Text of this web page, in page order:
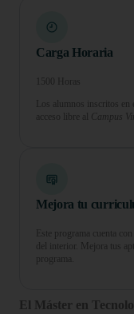
Carga Horaria
1500 Horas
Los alumnos inscritos
acceso libre al Campus
Mejora tu
Este programa cuenta
del interior. Mejora tus
programa.
El Máster en